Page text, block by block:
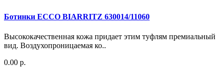
Ботинки ECCO BIARRITZ 630014/11060
Высококачественная кожа придает этим туфлям премиальный
вид. Воздухопроницаемая ко..
0.00 р.